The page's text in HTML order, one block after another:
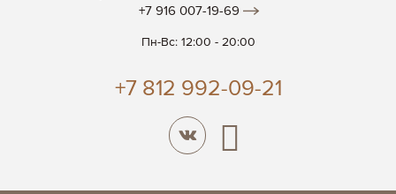
+7 916 007-19-69
Пн-Вс: 12:00 - 20:00
+7 812 992-09-21